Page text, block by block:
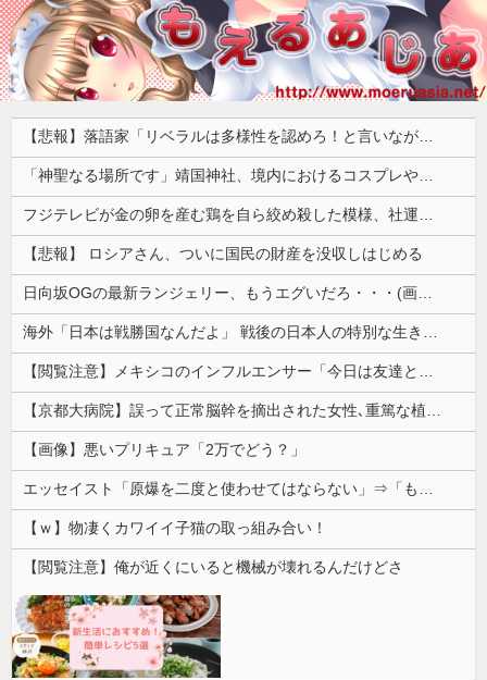
【悲報】落語家「リベラルは多様性を認めろ！と言いながら自分達と違う意見には執拗に攻撃してくる！」ｗｗｗｗｗｗｗｗｗｗｗｗｗｗ
「神聖なる場所です」靖国神社、境内におけるコスプレや軍装の禁止を発表
フジテレビが金の卵を産む鶏を自ら絞め殺した模様、社運を賭けたドル箱コンテンツが御蔵入りになってしまい……
【悲報】 ロシアさん、ついに国民の財産を没収しはじめる
日向坂OGの最新ランジェリー、もうエグいだろ・・・(画像どーん)
海外「日本は戦勝国なんだよ」 戦後の日本人の特別な生き様に各国から称賛の声
【閲覧注意】メキシコのインフルエンサー「今日は友達と配達員のアルバイトを体験してみるよ！！」←結果・・・
【京都大病院】誤って正常脳幹を摘出された女性､重篤な植物状態だが意識は正常で何かを思考していると判明
【画像】悪いプリキュア「2万でどう？」
エッセイスト「原爆を二度と使わせてはならない」⇒「もちろん中国の核も非難する？」⇒「中国の核は綺麗な核！」
【ｗ】物凄くカワイイ子猫の取っ組み合い！
【閲覧注意】俺が近くにいると機械が壊れるんだけどさ